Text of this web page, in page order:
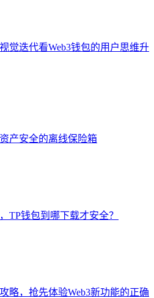
觉迭代看Web3钱包的用户思维升
产安全的离线保险箱
TP钱包到哪下载才安全？
略，抢先体验Web3新功能的正确